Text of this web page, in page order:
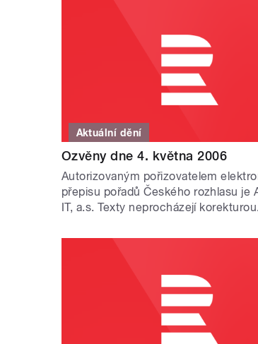
Aktuální dění
Ozvěny dne 4. května 2006
Autorizovaným pořizovatelem
přepisu pořadů Českého rozhlasu je
IT, a.s. Texty neprocházejí korekturou.